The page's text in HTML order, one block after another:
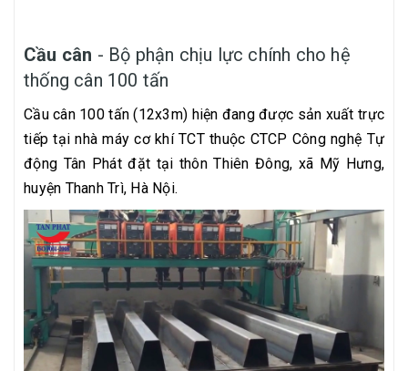
Cầu cân - Bộ phận chịu lực chính cho hệ
thống cân 100 tấn
Cầu cân 100 tấn (12x3m) hiện đang được sản xuất trực
tiếp tại nhà máy cơ khí TCT thuộc CTCP Công nghệ Tự
động Tân Phát đặt tại thôn Thiên Đông, xã Mỹ Hưng,
huyện Thanh Trì, Hà Nội.